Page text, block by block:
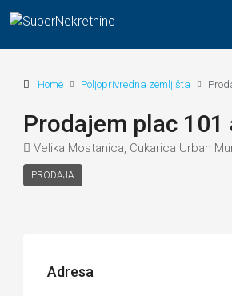
Home Poljoprivredna zemljišta
Prodajem plac
Velika Mostanica, Cukarica Urban
PRODAJA
Adresa